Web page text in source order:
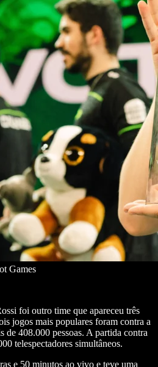
Games
foi outro time que apareceu três
jogos mais populares foram contra a
de 408.000 pessoas. A partida contra
telespectadores simultâneos.
e 50 minutos ao vivo e teve uma